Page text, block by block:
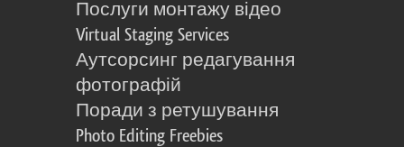
Послуги монтажу відео
Virtual Staging Services
Аутсорсинг редагування
фотографій
Поради з ретушування
Photo Editing Freebies